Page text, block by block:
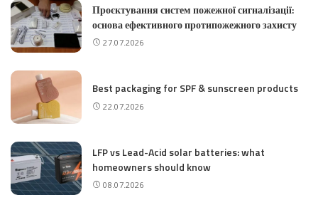
Проєктування систем пожежної сигналізації:
основа ефективного протипожежного захисту
27.07.2026
Best packaging for SPF & sunscreen products
22.07.2026
LFP vs Lead-Acid solar batteries: what
homeowners should know
08.07.2026